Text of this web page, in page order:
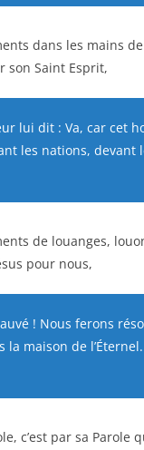
dans les mains
son Saint Esprit,
lui dit : Va, car cet
les nations, devant
de louanges,
pour nous,
sauvé ! Nous ferons
la maison de l’Éternel.
c’est par sa Parole